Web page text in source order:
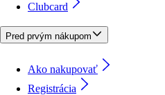
Clubcard
Pred prvým nákupom
Ako nakupovať
Registrácia